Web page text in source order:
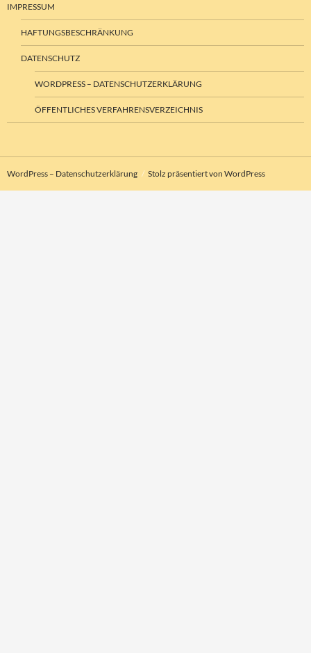
IMPRESSUM
HAFTUNGSBESCHRÄNKUNG
DATENSCHUTZ
WORDPRESS – DATENSCHUTZERKLÄRUNG
ÖFFENTLICHES VERFAHRENSVERZEICHNIS
WordPress – Datenschutzerklärung Stolz präsentiert von WordPress